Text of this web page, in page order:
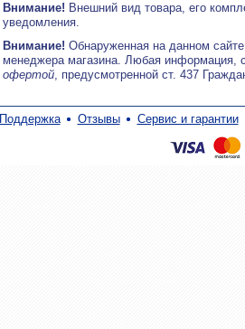
Внимание! Внешний вид товара, его
уведомления.
Внимание! Обнаруженная на данном
менеджера магазина. Любая информация,
офертой, предусмотренной ст. 437
Поддержка Отзывы Сервис и гарантии